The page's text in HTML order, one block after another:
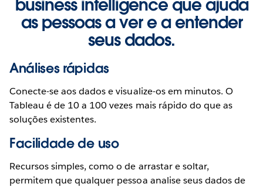
business intelligence que ajuda
as pessoas a ver e a entender
seus dados.
Análises rápidas
Conecte-se aos dados e visualize-os em minutos. O
Tableau é de 10 a 100 vezes mais rápido do que as
soluções existentes.
Facilidade de uso
Recursos simples, como o de arrastar e soltar,
permitem que qualquer pessoa analise seus dados de